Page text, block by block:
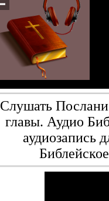
Слушать
главы. Аудио
аудиозапись